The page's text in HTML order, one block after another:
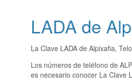
LADA de
La Clave LADA de Alpixafia,
Los números de teléfono de
es necesario conocer La Clave